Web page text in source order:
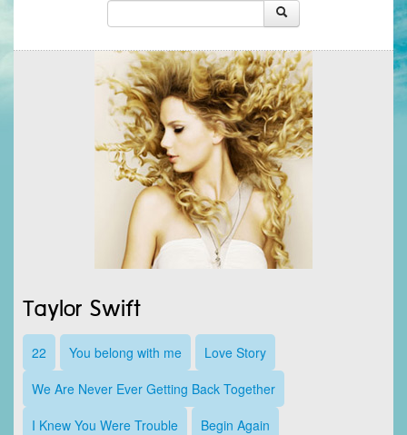
หน้าส่วนตัว
Taylor Swift
22 You belong with me
Love Story
We Are Never Ever Getting Back Together
I Knew You Were Trouble
Begin Again